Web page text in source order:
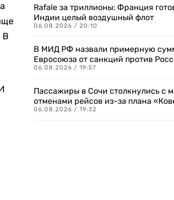
В
Rafale за триллионы: Франция
Индии целый воздушный флот
06.08.2026 / 20:10
В МИД РФ назвали примерную
Евросоюза от санкций против
06.08.2026 / 19:57
Пассажиры в Сочи столкнулись с
отменами рейсов из-за плана
06.08.2026 / 19:32